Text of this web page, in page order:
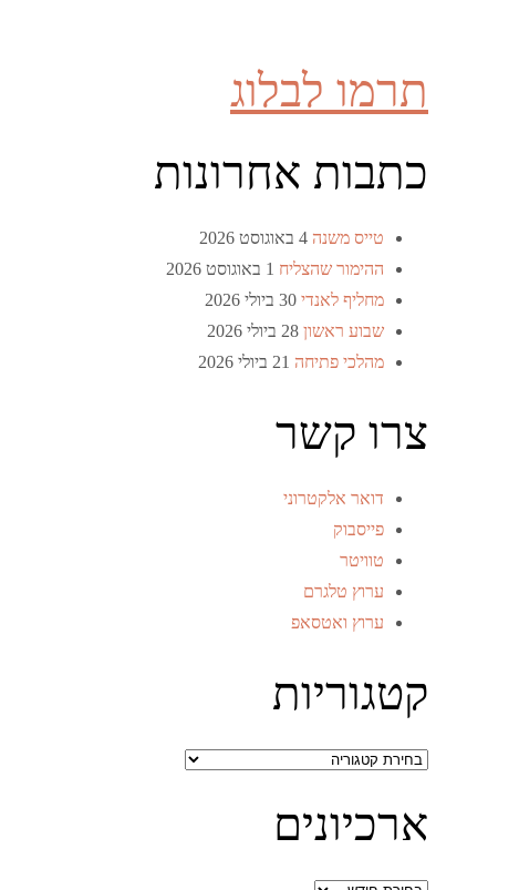
תרמו לבלוג
כתבות אחרונות
טייס משנה 4 באוגוסט 2026
ההימור שהצליח 1 באוגוסט 2026
מחליף לאנדי 30 ביולי 2026
שבוע ראשון 28 ביולי 2026
מהלכי פתיחה 21 ביולי 2026
צרו קשר
דואר אלקטרוני
פייסבוק
טוויטר
ערוץ טלגרם
ערוץ ואטסאפ
קטגוריות
קטגוריות
ארכיונים